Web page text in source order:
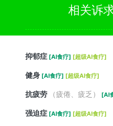
相关诉
抑郁症 [AI食疗] [超级AI食疗]
健身 [AI食疗] [超级AI食疗]
抗疲劳 （疲倦、疲乏） [AI
强迫症 [AI食疗] [超级AI食疗]